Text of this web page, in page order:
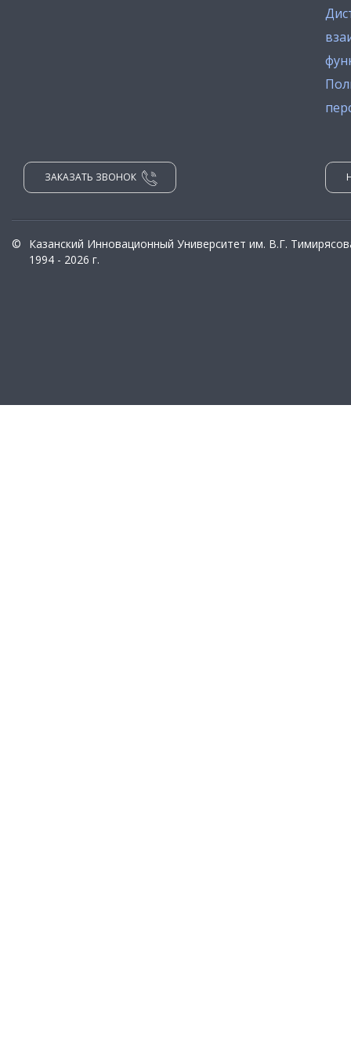
ЗАКАЗАТЬ ЗВОНОК
©
Казанский Инновационный Университет им. В.Г.
1994 - 2026 г.